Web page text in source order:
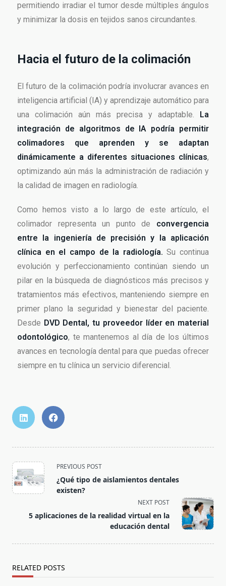
permitiendo irradiar el tumor desde múltiples ángulos
y minimizar la dosis en tejidos sanos circundantes.
Hacia el futuro de la colimación
El futuro de la colimación podría involucrar avances en
inteligencia artificial (IA) y aprendizaje automático para
una colimación aún más precisa y adaptable.
La
integración de algoritmos de IA podría permitir
colimadores que aprenden y se adaptan
dinámicamente a diferentes situaciones clínicas,
optimizando aún más la administración de radiación y
la calidad de imagen en radiología.
Como hemos visto a lo largo de este artículo, el
colimador representa un punto de convergencia
entre la ingeniería de precisión y la aplicación
clínica en el campo de la radiología.Su continua
evolución y perfeccionamiento continúan siendo un
pilar en la búsqueda de diagnósticos más precisos y
tratamientos más efectivos, manteniendo siempre en
primer plano la seguridad y bienestar del paciente.
Desde DVD Dental, tu proveedor líder en material
odontológico, te mantenemos al día de los últimos
avances en tecnología dental para que puedas ofrecer
siempre en tu clínica un servicio diferencial.
PREVIOUS POST
¿Qué tipo de aislamientos dentales
existen?
NEXT POST
5 aplicaciones de la realidad virtual en la
educación dental
RELATED POSTS